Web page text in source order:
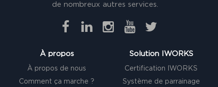
de nombreux autres services.
À propos
À propos de nous
Comment ça marche ?
Solution IWORKS
Certification IWORKS
Système de parrainage